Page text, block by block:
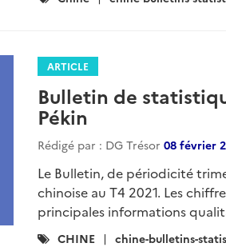
ARTICLE
Bulletin de
Pékin
Rédigé par : DG Trésor 08 février
Le Bulletin, de périodicité
chinoise au T4 2021. Les
principales informations
Catégories
CHINE chine-bulletins-